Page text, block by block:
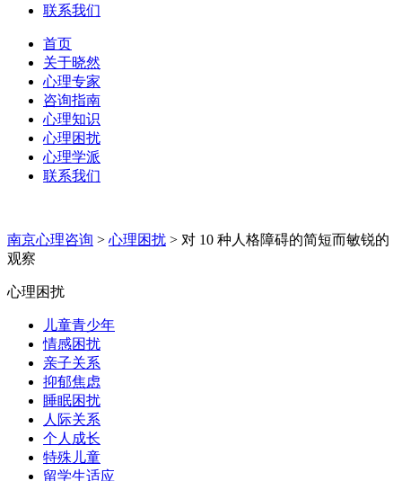
联系我们
首页
关于晓然
心理专家
咨询指南
心理知识
心理困扰
心理学派
联系我们
南京心理咨询 > 心理困扰 > 对 10 种人格障碍的简短而敏锐的
观察
心理困扰
儿童青少年
情感困扰
亲子关系
抑郁焦虑
睡眠困扰
人际关系
个人成长
特殊儿童
留学生适应